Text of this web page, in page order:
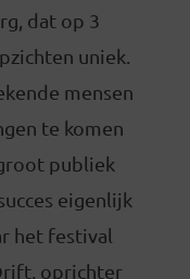
dat op 3
uniek.
mensen
te komen
publiek
eigenlijk
het festival
oprichter